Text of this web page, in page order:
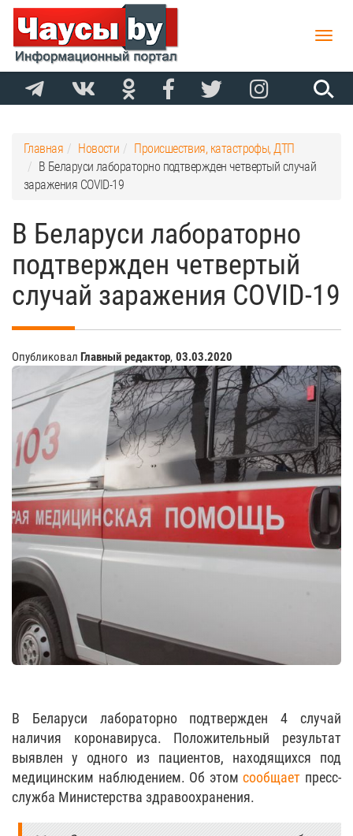
Toggle
Главная Новости
Происшествия, катастрофы, ДТП
В Беларуси лабораторно подтвержден четвертый случай
заражения COVID-19
В Беларуси лабораторно
подтвержден четвертый
случай заражения COVID-19
Опубликовал Главный редактор, 03.03.2020
В Беларуси лабораторно подтвержден 4 случай
наличия коронавируса. Положительный результат
выявлен у одного из пациентов, находящихся под
медицинским наблюдением. Об этомсообщает пресс-
служба Министерства здравоохранения.